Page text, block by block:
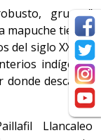
grueso”
mapuche tienen
del siglo XX, los
indígenas
descansa
Llancaleo